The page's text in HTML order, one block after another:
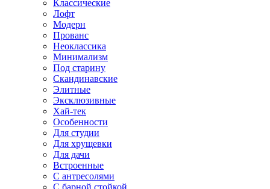
Классические
Лофт
Модерн
Прованс
Неоклассика
Минимализм
Под старину
Скандинавские
Элитные
Эксклюзивные
Хай-тек
Особенности
Для студии
Для хрущевки
Для дачи
Встроенные
С антресолями
С барной стойкой